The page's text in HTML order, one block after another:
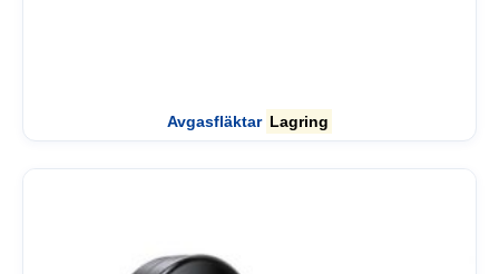
Avgasfläktar Lagring